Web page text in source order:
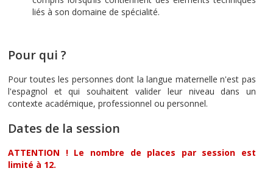
liés à son domaine de spécialité.
Pour qui ?
Pour toutes les personnes dont la langue maternelle n'est pas
l'espagnol et qui souhaitent valider leur niveau dans un
contexte académique, professionnel ou personnel.
Dates de la session
ATTENTION ! Le nombre de places par session est
limité à 12.